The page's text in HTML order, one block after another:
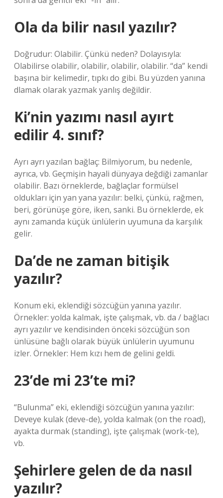
Ola da bilir nasıl yazılır?
Doğrudur: Olabilir. Çünkü neden? Dolayısıyla:
Olabilirse olabilir, olabilir, olabilir, olabilir. “da” kendi
başına bir kelimedir, tıpkı do gibi. Bu yüzden yanına
dlamak olarak yazmak yanlış değildir.
Ki’nin yazımı nasıl ayırt
edilir 4. sınıf?
Ayrı ayrı yazılan bağlaç: Bilmiyorum, bu nedenle,
ayrıca, vb. Geçmişin hayali dünyaya değdiği zamanlar
olabilir. Bazı örneklerde, bağlaçlar formülsel
oldukları için yan yana yazılır: belki, çünkü, rağmen,
beri, görünüşe göre, iken, sanki. Bu örneklerde, ek
aynı zamanda küçük ünlülerin uyumuna da karşılık
gelir.
Da’de ne zaman bitişik
yazılır?
Konum eki, eklendiği sözcüğün yanına yazılır.
Örnekler: yolda kalmak, işte çalışmak, vb. da / bağlacı
ayrı yazılır ve kendisinden önceki sözcüğün son
ünlüsüne bağlı olarak büyük ünlülerin uyumunu
izler. Örnekler: Hem kızı hem de gelini geldi.
23’de mi 23’te mi?
“Bulunma” eki, eklendiği sözcüğün yanına yazılır:
Deveye kulak (deve-de), yolda kalmak (on the road),
ayakta durmak (standing), işte çalışmak (work-te),
vb.
Şehirlere gelen de da nasıl
yazılır?